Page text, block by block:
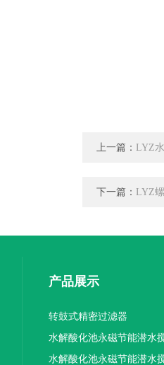
上一篇： LYZ
下一篇： LYZ
产品展示
转鼓式精密过滤器
水解酸化池永磁节能潜水
机厂家供应
水解酸化池永磁节能潜水